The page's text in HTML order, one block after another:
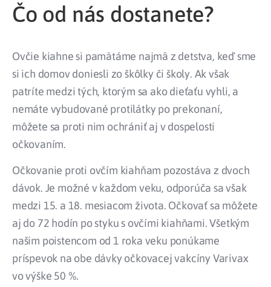
Čo od nás dostanete?
Ovčie kiahne si pamätáme najmä z detstva, keď sme
si ich domov doniesli zo škôlky či školy. Ak však
patríte medzi tých, ktorým sa ako dieťaťu vyhli, a
nemáte vybudované protilátky po prekonaní,
môžete sa proti nim ochrániť aj v dospelosti
očkovaním.
Očkovanie proti ovčím kiahňam pozostáva z dvoch
dávok. Je možné v každom veku, odporúča sa však
medzi 15. a 18. mesiacom života. Očkovať sa môžete
aj do 72 hodín po styku s ovčími kiahňami.Všetkým
našim poistencom od 1 roka veku ponúkame
príspevok na obe dávky očkovacej vakcíny Varivax
vo výške 50 %.